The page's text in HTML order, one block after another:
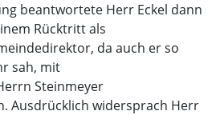
beantwortete Herr Eckel dann
Rücktritt als
da auch er so
sah, mit
Steinmeyer
Ausdrücklich widersprach Herr